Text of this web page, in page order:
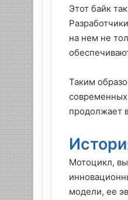
Этот байк
на нем не
Таким
современных
продолжает
Мотоцикл,
модели, ее